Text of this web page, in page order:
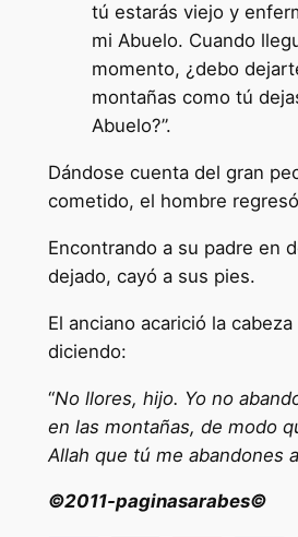
tú estarás viejo y
mi Abuelo. Cuando
momento, ¿debo
montañas como tú
Abuelo?”.
Dándose cuenta del gran
cometido, el hombre
Encontrando a su padre en
dejado, cayó a sus pies.
El anciano acarició la
diciendo:
“No llores, hijo. Yo no
en las montañas, de modo
Allah que tú me abandones
©2011-paginasarabes©